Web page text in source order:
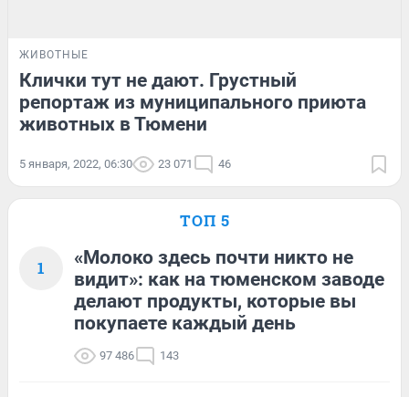
ЖИВОТНЫЕ
Клички тут не дают. Грустный
репортаж из муниципального приюта
животных в Тюмени
5 января, 2022, 06:30 23 071 46
ТОП 5
1
«Молоко здесь почти никто не
видит»: как на тюменском заводе
делают продукты, которые вы
покупаете каждый день
97 486 143